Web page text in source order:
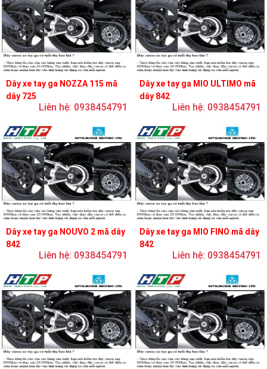
Dây xe tay ga NOZZA 115 mã
dây 725
Liên hệ: 0938454791
Dây xe tay ga MIO ULTIMO mã
dây 842
Liên hệ: 0938454791
Dây xe tay ga NOUVO 2 mã dây
842
Liên hệ: 0938454791
Dây xe tay ga MIO FINO mã dây
842
Liên hệ: 0938454791